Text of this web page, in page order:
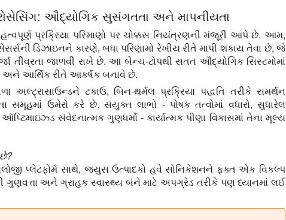
ઔદ્યોગિક સુસંગતતા અને માપનીયતા
પ્રક્રિયા પરિમાણો પર ચોક્કસ નિયંત્રણની મંજૂરી આપે છે. આમ,
ડિઝાઇનને કારણે, બધા પરિણામો રેખીય રીતે માપી શકાય તેવા છે, જે
તીવ્રતા જાળવી રાખે છે. આ બેન્ચ-ટોપથી સતત ઔદ્યોગિક સિસ્ટમોમાં
આર્થિક રીતે આકર્ષક બનાવે છે.
અલ્ટ્રાસાઉન્ડને ટકાઉ, બિન-થર્મલ પ્રક્રિયા પદ્ધતિ તરીકે સમર્થન
સમૂહમાં ઉમેરો કરે છે. સંયુક્ત લાભો - પોષક તત્વોમાં વધારો, સુધારેલ
સંવેદનાત્મક ગુણધર્મો - કાર્યાત્મક પીણા વિકાસમાં તેના મૂલ્ય
પ્લેટફોર્મ સાથે, જ્યુસ ઉત્પાદકો હવે સોનિકેશનને ફક્ત એક વિકલ્પ
ગુણવત્તા અને ગ્રાહક સ્વાસ્થ્ય બંને માટે અપગ્રેડ તરીકે પણ ધ્યાનમાં લઈ